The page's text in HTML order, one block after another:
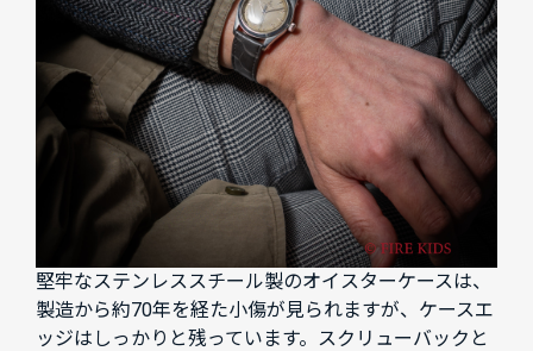
堅牢なステンレススチール製のオイスターケースは、
製造から約70年を経た小傷が見られますが、ケースエ
ッジはしっかりと残っています。スクリューバックと